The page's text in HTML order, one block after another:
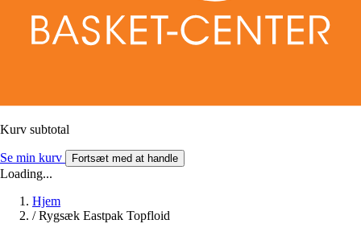
Kurv subtotal
Se min kurv Fortsæt med at handle
Loading...
Hjem
/ Rygsæk Eastpak Topfloid